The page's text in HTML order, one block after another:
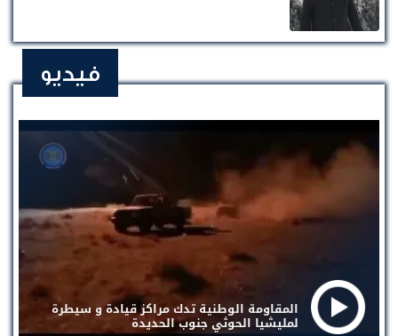
فيديو
المقاومة الوطنية تدك مراكز قيادة و سيطرة
لمليشيا الحوثي جنوب الحديدة